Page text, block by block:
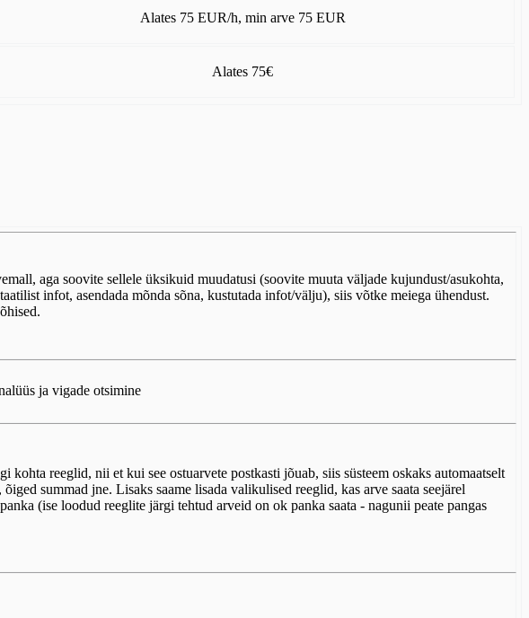
Alates 75 EUR/h, min arve 75 EUR
Alates 75€
aga soovite sellele üksikuid muudatusi (soovite muuta väljade kujundust/asukohta,
infot, asendada mõnda sõna, kustutada infot/välju), siis võtke meiega ühendust.
ja vigade otsimine
kohta reeglid, nii et kui see ostuarvete postkasti jõuab, siis süsteem oskaks automaatselt
summad jne. Lisaks saame lisada valikulised reeglid, kas arve saata seejärel
(ise loodud reeglite järgi tehtud arveid on ok panka saata - nagunii peate pangas